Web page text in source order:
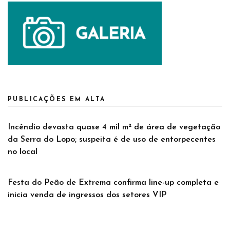
PUBLICAÇÕES EM ALTA
Incêndio devasta quase 4 mil m² de área de vegetação
da Serra do Lopo; suspeita é de uso de entorpecentes
no local
Festa do Peão de Extrema confirma line-up completa e
inicia venda de ingressos dos setores VIP